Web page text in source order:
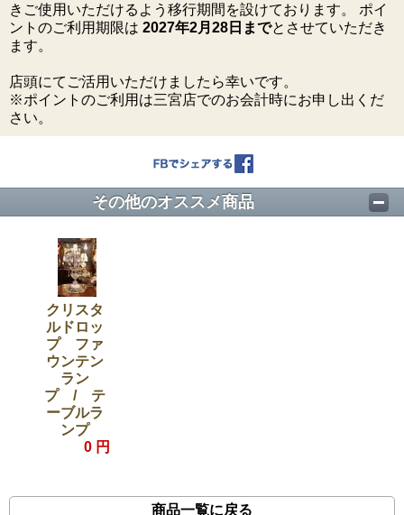
きご使用いただけるよう移行期間を設けております。 ポイ
ントのご利用期限は 2027年2月28日までとさせていただき
ます。
店頭にてご活用いただけましたら幸いです。
※ポイントのご利用は三宮店でのお会計時にお申し出くだ
さい。
その他のオススメ商品
クリスタ
ルドロッ
プ ファ
ウンテン
ラン
プ / テ
ーブルラ
ンプ
0 円
商品一覧に戻る